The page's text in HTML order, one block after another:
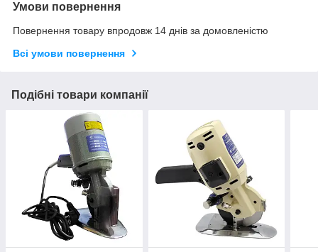
Умови повернення
Повернення товару впродовж 14 днів за домовленістю
Всі умови повернення
Подібні товари компанії